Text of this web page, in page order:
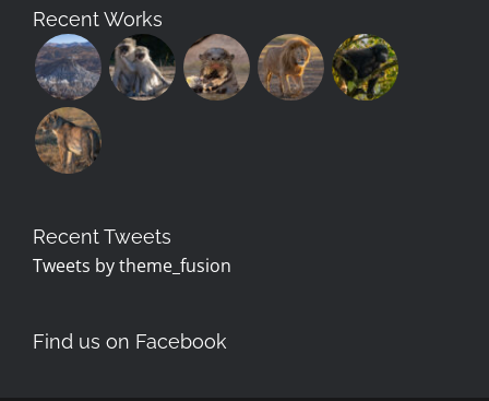
Recent Works
Recent Tweets
Tweets by theme_fusion
Find us on Facebook